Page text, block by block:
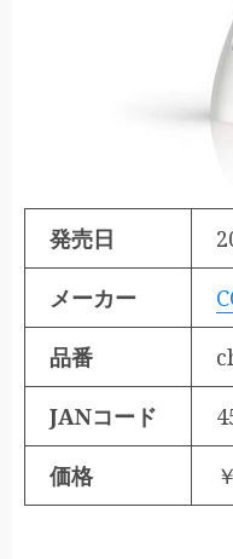
発売日
メーカー
品番
JANコード
価格